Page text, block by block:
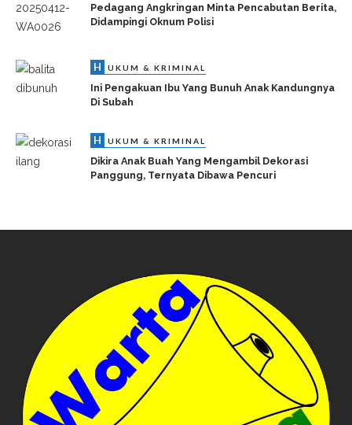
Pedagang Angkringan Minta Pencabutan Berita,
Didampingi Oknum Polisi
H UKUM & KRIMINAL
Ini Pengakuan Ibu Yang Bunuh Anak Kandungnya
Di Subah
H UKUM & KRIMINAL
Dikira Anak Buah Yang Mengambil Dekorasi
Panggung, Ternyata Dibawa Pencuri